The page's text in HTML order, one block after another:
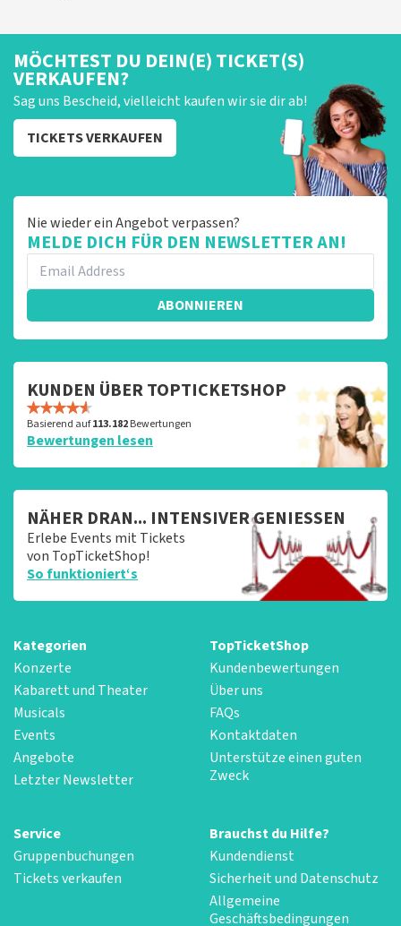
MÖCHTEST DU DEIN(E) TICKET(S)
VERKAUFEN?
Sag uns Bescheid, vielleicht kaufen wir sie dir ab!
TICKETS VERKAUFEN
Nie wieder ein Angebot verpassen?
MELDE DICH FÜR DEN NEWSLETTER AN!
ABONNIEREN
KUNDEN ÜBER TOPTICKETSHOP
Basierend auf113.182Bewertungen
Bewertungen lesen
NÄHER DRAN... INTENSIVER GENIESSEN
Erlebe Events mit Tickets
von TopTicketShop!
So funktioniert‘s
Kategorien
Konzerte
Kabarett und Theater
Musicals
Events
Angebote
Letzter Newsletter
TopTicketShop
Kundenbewertungen
Über uns
FAQs
Kontaktdaten
Unterstütze einen guten
Zweck
Service
Gruppenbuchungen
Tickets verkaufen
Brauchst du Hilfe?
Kundendienst
Sicherheit und Datenschutz
Allgemeine
Geschäftsbedingungen